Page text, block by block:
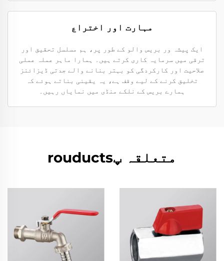
مہارت اور اختراع
ایک پیشہ ور بریس والو کے طور پر، ہم مسلسل تحقیق اور
ترقی میں سرمایہ کاری کرتے ہیں۔ ہمارا ماہر عملہ عملی
صلاحیت اور کارکردگی کو بہتر بنانے والے جدتی ڈیزائنز
تخلیق کرنے کے لیے وقف ہے، یہ یقینی بناتے ہوئے کہ
ہمارے بریس کے نلکے منڈی میں نمایاں رہیں۔
متعلقہ پrouducts